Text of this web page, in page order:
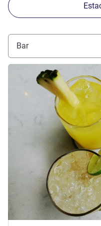
Bar
Ver detalhes